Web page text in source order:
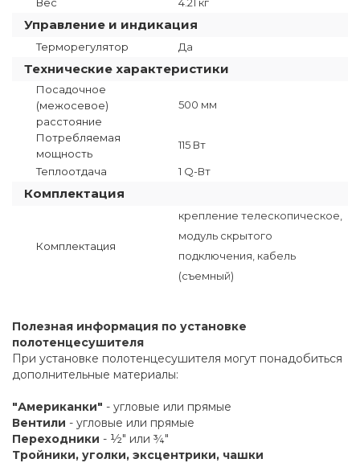
Управление и индикация
Терморегулятор Да
Технические характеристики
Посадочное
(межосевое)
расстояние
500 мм
Потребляемая
мощность
115 Вт
Теплоотдача 1 Q-Вт
Комплектация
Комплектация
крепление телескопическое,
модуль скрытого
подключения, кабель
(съемный)
Полезная информация по установке
полотенцесушителя
При установке полотенцесушителя могут понадобиться
дополнительные материалы:
"Американки" - угловые или прямые
Вентили - угловые или прямые
Переходники - ½" или ¾"
Тройники, уголки, эксцентрики, чашки